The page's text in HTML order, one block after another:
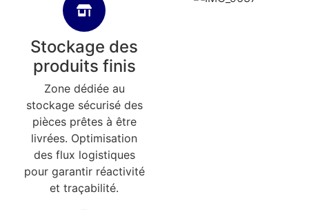
Stockage des
produits finis
Zone dédiée au
stockage sécurisé des
pièces prêtes à être
livrées. Optimisation
des flux logistiques
pour garantir réactivité
et traçabilité.